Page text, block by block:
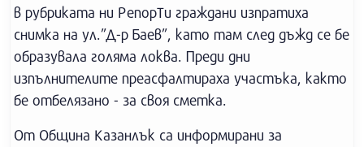
в рубриката ни РепорТи граждани изпратиха
снимка на ул.”Д-р Баев”, като там след дъжд се бе
образувала голяма локва. Преди дни
изпълнителите преасфалтираха участъка, както
бе отбелязано - за своя сметка.
От Община Казанлък са информирани за